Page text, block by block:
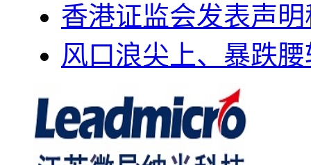
香港证监会发表声
风口浪尖上、暴跌